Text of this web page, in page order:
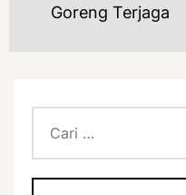
Goreng Terjaga
untuk: